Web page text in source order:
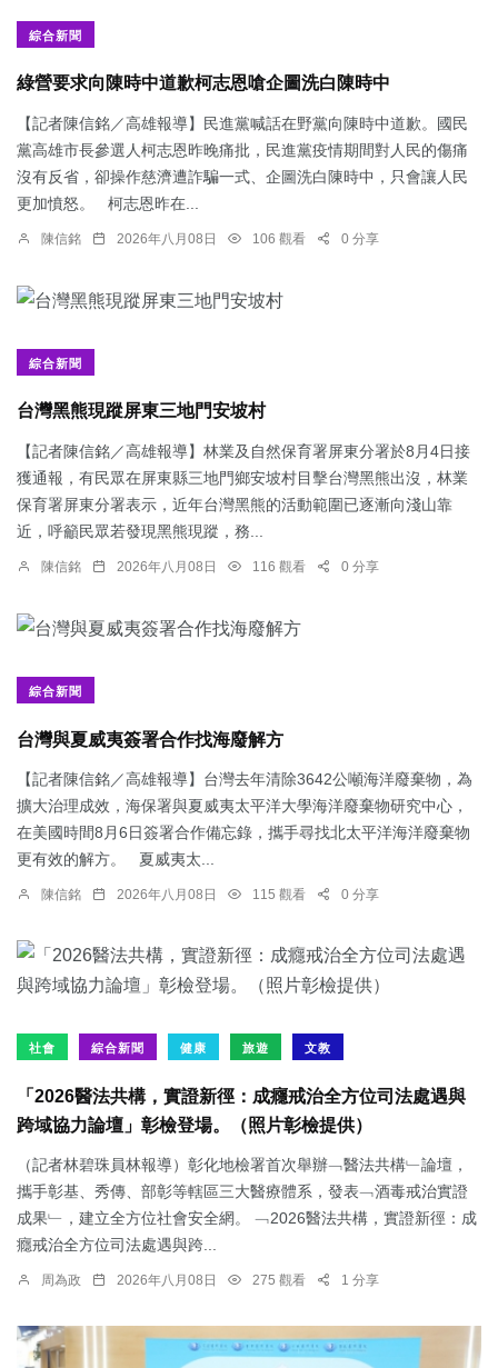
綜合新聞
綠營要求向陳時中道歉柯志恩嗆企圖洗白陳時中
【記者陳信銘／高雄報導】民進黨喊話在野黨向陳時中道歉。國民
黨高雄市長參選人柯志恩昨晚痛批，民進黨疫情期間對人民的傷痛
沒有反省，卻操作慈濟遭詐騙一式、企圖洗白陳時中，只會讓人民
更加憤怒。 柯志恩昨在...
陳信銘 2026年八月08日 106 觀看 0 分享
綜合新聞
台灣黑熊現蹤屏東三地門安坡村
【記者陳信銘／高雄報導】林業及自然保育署屏東分署於8月4日接
獲通報，有民眾在屏東縣三地門鄉安坡村目擊台灣黑熊出沒，林業
保育署屏東分署表示，近年台灣黑熊的活動範圍已逐漸向淺山靠
近，呼籲民眾若發現黑熊現蹤，務...
陳信銘 2026年八月08日 116 觀看 0 分享
綜合新聞
台灣與夏威夷簽署合作找海廢解方
【記者陳信銘／高雄報導】台灣去年清除3642公噸海洋廢棄物，為
擴大治理成效，海保署與夏威夷太平洋大學海洋廢棄物研究中心，
在美國時間8月6日簽署合作備忘錄，攜手尋找北太平洋海洋廢棄物
更有效的解方。 夏威夷太...
陳信銘 2026年八月08日 115 觀看 0 分享
社會 綜合新聞 健康 旅遊 文教
「2026醫法共構，實證新徑：成癮戒治全方位司法處遇與
跨域協力論壇」彰檢登場。（照片彰檢提供）
（記者林碧珠員林報導）彰化地檢署首次舉辦﹁醫法共構﹂論壇，
攜手彰基、秀傳、部彰等轄區三大醫療體系，發表﹁酒毒戒治實證
成果﹂，建立全方位社會安全網。 ﹁2026醫法共構，實證新徑：成
癮戒治全方位司法處遇與跨...
周為政 2026年八月08日 275 觀看 1 分享